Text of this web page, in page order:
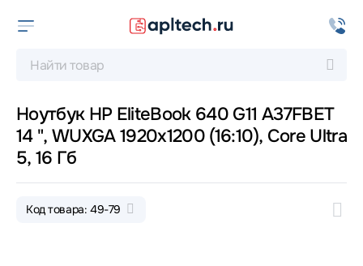
Ноутбук HP EliteBook 640 G11 A37FBET
14 ", WUXGA 1920x1200 (16:10), Core Ultra
5, 16 Гб
Код товара: 49-79